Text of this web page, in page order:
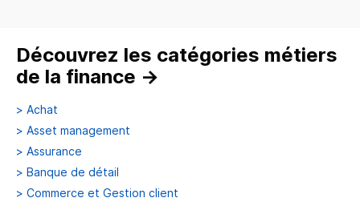
Découvrez les catégories métiers
de la finance →
> Achat
> Asset management
> Assurance
> Banque de détail
> Commerce et Gestion client